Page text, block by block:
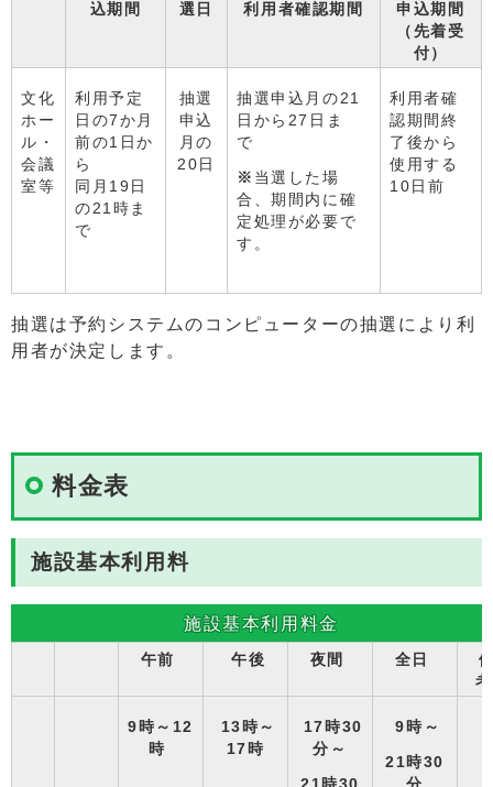
込期間
選日
利用者確認期間
申込期間
（先着受
付）
文化
ホー
ル・
会議
室等
利用予定
日の7か月
前の1日か
ら
同月19日
の21時ま
で
抽選
申込
月の
20日
抽選申込月の21
日から27日ま
で
※ 当選した場
合、期間内に確
定処理が必要で
す。
利用者確
認期間終
了後から
使用する
10日前
抽選は予約システムのコンピューターの抽選により利
用者が決定します。
料金表
施設基本利用料
施設基本利用料金
午前 午後 夜間 全日
考
9時～12
時
13時～
17時
17時30
分～
9時～
21時30